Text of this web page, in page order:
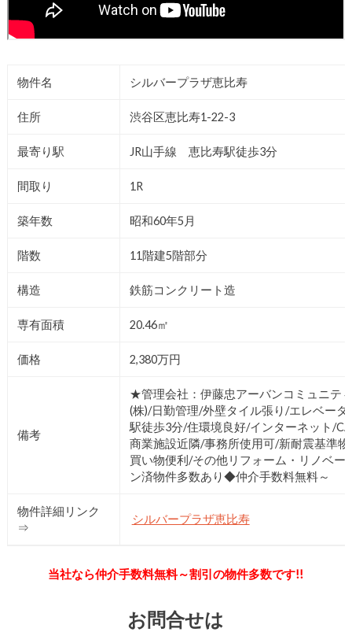
物件名 シルバープラザ恵比寿
住所 渋谷区恵比寿1-22-3
最寄り駅 JR山手線 恵比寿駅徒歩3分
間取り 1R
築年数 昭和60年5月
階数 11階建5階部分
構造 鉄筋コンクリート造
専有面積 20.46㎡
価格 2,380万円
備考
★管理会社：伊藤忠アーバンコミュニテ
(株)/日勤管理/外壁タイル張り/エレベータ
駅徒歩3分/住環境良好/インターネット/
商業施設近隣/事務所使用可/新耐震基準
買い物便利/その他リフォーム・リノベー
ン済物件多数あり◆仲介手数料無料～
物件詳細リンク
⇒
シルバープラザ恵比寿
当社なら仲介手数料無料～割引の物件多数です!!
お問合せは